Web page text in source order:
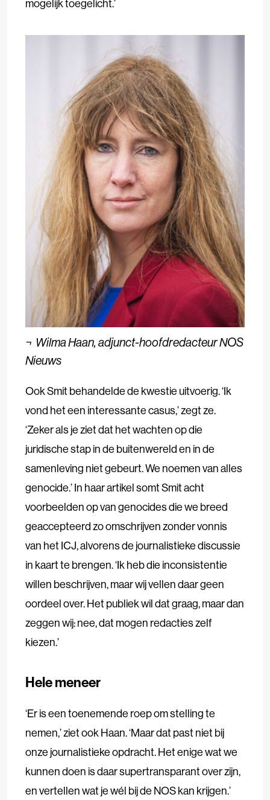
mogelijk toegelicht.’
¬ Wilma Haan, adjunct-hoofdredacteur NOS
Nieuws
Ook Smit behandelde de kwestie uitvoerig. ‘Ik
vond het een interessante casus,’ zegt ze.
‘Zeker als je ziet dat het wachten op die
juridische stap in de buitenwereld en in de
samenleving niet gebeurt. We noemen van alles
genocide.’ In haar artikel somt Smit acht
voorbeelden op van genocides die we breed
geaccepteerd zo omschrijven zonder vonnis
van het ICJ, alvorens de journalistieke discussie
in kaart te brengen. ‘Ik heb die inconsistentie
willen beschrijven, maar wij vellen daar geen
oordeel over. Het publiek wil dat graag, maar dan
zeggen wij: nee, dat mogen redacties zelf
kiezen.’
Hele meneer
‘Er is een toenemende roep om stelling te
nemen,’ ziet ook Haan. ‘Maar dat past niet bij
onze journalistieke opdracht. Het enige wat we
kunnen doen is daar supertransparant over zijn,
en vertellen wat je wél bij de NOS kan krijgen.’